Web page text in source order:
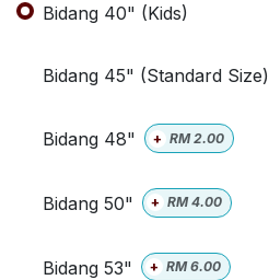
Bidang 40" (Kids)
Bidang 45" (Standard Size)
Bidang 48" + RM2.00
Bidang 50" + RM4.00
Bidang 53" + RM6.00